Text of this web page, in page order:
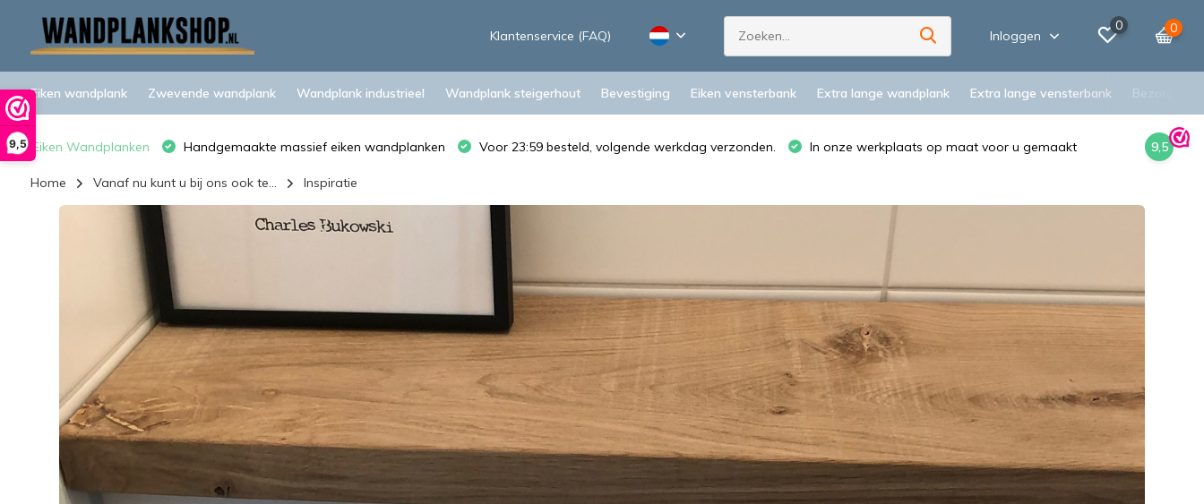
9,5
Klantenservice (FAQ) Inloggen
0 0
Eiken wandplank Zwevende wandplank Wandplank industrieel Wandplank steigerhout Bevestiging Eiken vensterbank Extra lange wandplank Extra lange vensterbank Bezorging
Eiken Wandplanken Handgemaakte massief eiken wandplanken Voor 23:59 besteld, volgende werkdag verzonden. In onze werkplaats op maat voor u gemaakt 9,5
Home Vanaf nu kunt u bij ons ook te... Inspiratie